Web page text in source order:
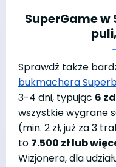
SuperGame w
Sprawdź także
bukmachera
3-4 dni, typując 6
wszystkie wygrane
(min. 2 zł, już za 3
to 7.500 zł lub
Wizjonera, dla